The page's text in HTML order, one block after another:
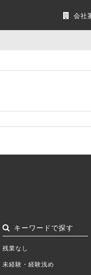
会社
キーワードで探す
残業なし
未経験・経験浅め